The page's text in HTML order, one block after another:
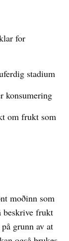
for
stadium
konsumering
om frukt som
moðinn som
beskrive frukt
grunn av at